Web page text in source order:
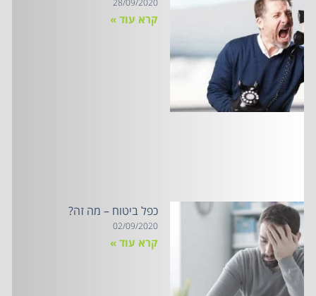
28/09/2020
קרא עוד »
כפל ביטוח – מה זה?
02/09/2020
קרא עוד »